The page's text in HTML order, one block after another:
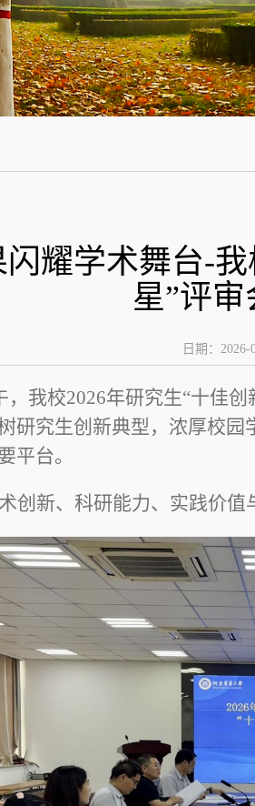
耀学术舞台-
星”评
日期：2026-
，我校2026年研究生“十佳创
研究生创新典型，浓厚校
平台。
创新、科研能力、实践价值